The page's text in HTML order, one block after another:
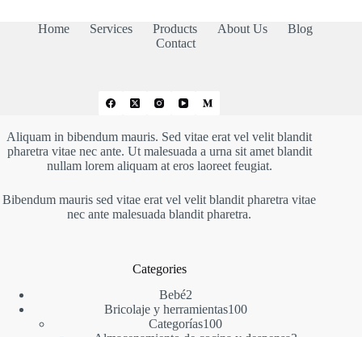
Home Services Products About Us
Blog
Contact
Aliquam in bibendum mauris. Sed vitae erat vel velit blandit
pharetra vitae nec ante. Ut malesuada a urna sit amet blandit
nullam lorem aliquam at eros laoreet feugiat.
Bibendum mauris sed vitae erat vel velit blandit pharetra vitae
nec ante malesuada blandit pharetra.
Categories
Bebé22
productos
Bricolaje y herramientas100100
Categorías100100